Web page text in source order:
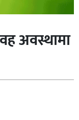
अवस्थामा